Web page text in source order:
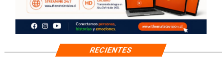
RECIENTES